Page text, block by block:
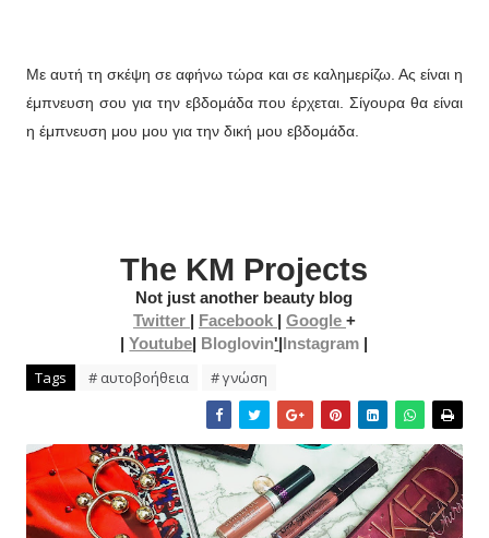
Με αυτή τη σκέψη σε αφήνω τώρα και σε καλημερίζω. Ας είναι η
έμπνευση σου για την εβδομάδα που έρχεται. Σίγουρα θα είναι
η έμπνευση μου μου για την δική μου εβδομάδα.
The KM Projects
Not just another beauty blog
Twitter | Facebook | Google +
|Youtube| Bloglovin'|Instagram |
Tags # αυτοβοήθεια # γνώση